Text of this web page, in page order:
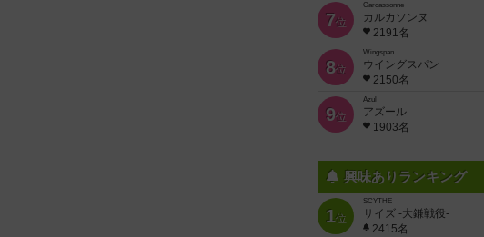
7位
Carcassonne
カルカソンヌ
2191名
8位
Wingspan
ウイングスパン
2150名
9位
Azul
アズール
1903名
興味ありランキング
1位
SCYTHE
サイズ -大鎌戦役-
2415名